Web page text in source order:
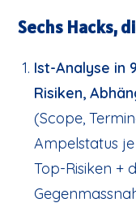
Sechs Hacks,
Ist-Analyse in
Risiken,
(Scope,
Ampelstatus je
Top-Risiken +